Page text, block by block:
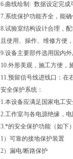
6.曲线绘制: 数据设定完成
7.系统保护功能齐全，能
8.试验室结构设计合理，
且使用、操作、维修方便
9.设备主要部件选用国内
10.外形美观，施工方便，
11.预留信号线进线口：在
安全保护系统：
1.本设备应满足国家电工
2.工作室与各电源绝缘，
3.*的安全保护功能（如下
1）可靠的接地保护装置
2）漏电/断路保护